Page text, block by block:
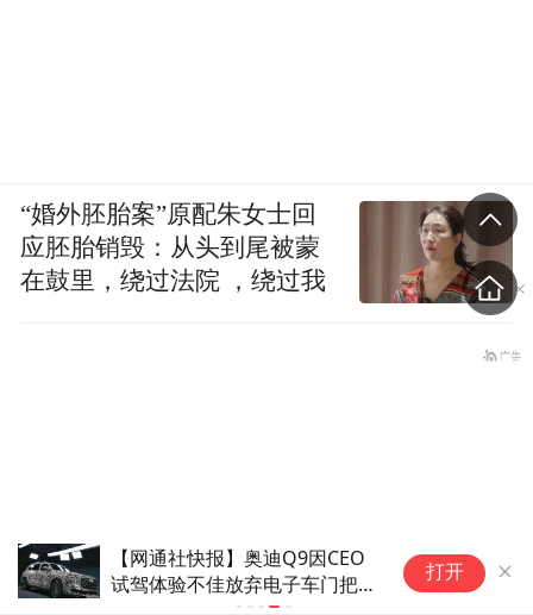
打开
“婚外胚胎案”原配朱女士回
应胚胎销毁：从头到尾被蒙
在鼓里，绕过法院 ，绕过我